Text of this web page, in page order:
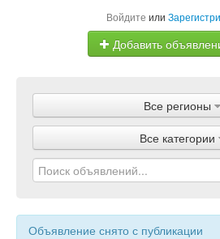
Войдите или
Добавить
Объявления
Магазины
Услуги
Статьи
Все регионы
Все категории
Объявление снято с публикации